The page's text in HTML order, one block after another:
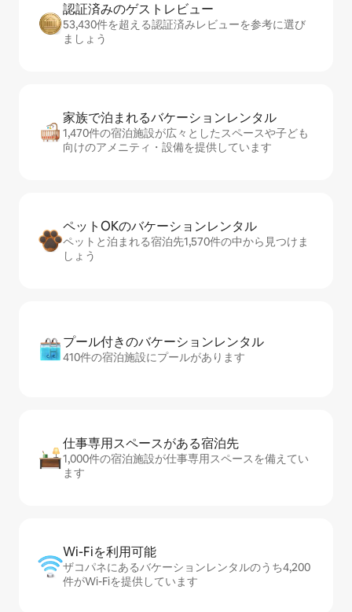
認証済みのゲ⁠ス⁠ト⁠レ⁠ビ⁠ュ⁠ー
53,430件を超える認証済みレビューを参考に選び
ましょう
家族で泊まれるバ⁠ケ⁠ー⁠シ⁠ョ⁠ンレ⁠ン⁠タ⁠ル
1,470件の宿泊施設が広々としたスペースや子ども
向けのアメニティ・設備を提供しています
ペットOKのバ⁠ケ⁠ー⁠シ⁠ョ⁠ンレ⁠ン⁠タ⁠ル
ペットと泊まれる宿泊先1,570件の中から見つけま
しょう
プール付きのバ⁠ケ⁠ー⁠シ⁠ョ⁠ンレ⁠ン⁠タ⁠ル
410件の宿泊施設にプールがあります
仕事専用ス⁠ペ⁠ー⁠スがあ⁠る宿⁠泊⁠先
1,000件の宿泊施設が仕事専用スペースを備えてい
ます
Wi-Fiを利⁠用⁠可⁠能
ザコパネにあるバケーションレンタルのうち4,200
件がWi-Fiを提供しています